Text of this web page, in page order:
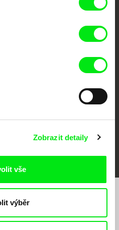
Zobrazit detaily
vše
výběr
Visions du Réel
informováni o našem
programu?